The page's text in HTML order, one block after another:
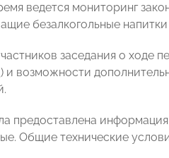
ведется мониторинг
безалкогольные
заседания о ходе
возможности
предоставлена
Общие технические